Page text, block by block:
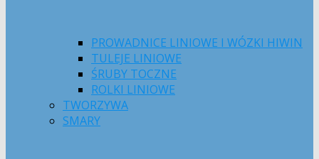
PROWADNICE LINIOWE I WÓZKI HIWIN
TULEJE LINIOWE
ŚRUBY TOCZNE
ROLKI LINIOWE
TWORZYWA
SMARY